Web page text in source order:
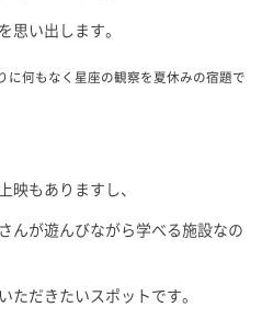
思い出します。
に何もなく星座の観察を夏休みの宿題で
映もありますし、
んが遊んびながら学べる施設なの
ただきたいスポットです。